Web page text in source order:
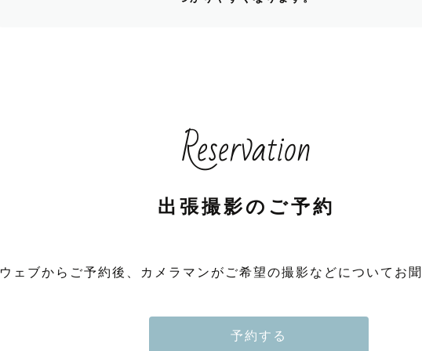
Reservation
出張撮影のご予約
ウェブからご予約後、カメラマンがご希望の撮影などについてお聞
予約する